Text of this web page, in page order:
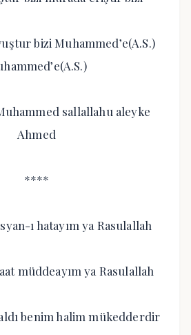
bizi Muhammed’e(A.S.)
sallallahu aleyke
Ahmed
****
ı hatayım ya Rasulallah
müddeayım ya Rasulallah
benim halim mükedderdir